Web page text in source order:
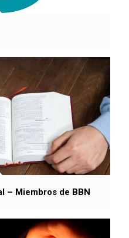
– Miembros de BBN